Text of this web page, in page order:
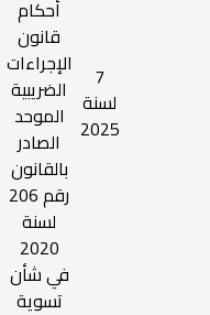
7
لسنة
2025
أحكام
قانون
الإجراءات
الضريبية
الموحد
الصادر
بالقانون
رقم 206
لسنة
2020
في شأن
تسوية